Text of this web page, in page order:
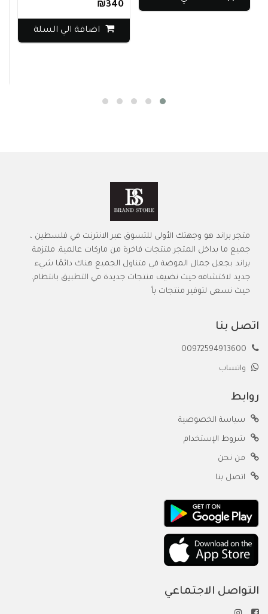
₪340
اضافة الي السلة
متجر براند هو وجهتك الأولى للتسوق عبر الانترنت في فلسطين ،
جميع ما بداخل المتجر منتجات فاخرة من ماركات عالمية. ملتزمة
براند بجعل جمال الموضة في متناول الجميع هناك دائمًا شيء
جديد لاكتشافه حيث نضيف منتجات جديدة في التطبيق بانتظام.
حيث نسعى لتوفير منتجات بأ
اتصل بنا
واتساب
روابط
سياسة الخصوصية
شروط الإستخدام
من نحن
اتصل بنا
التواصل الاجتماعي